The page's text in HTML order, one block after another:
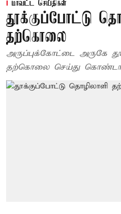
மாவட்ட செய்திகள்
தூக்குப்போட்டு
தற்கொலை
அருப்புக்கோட்டை அருகே
தற்கொலை செய்து